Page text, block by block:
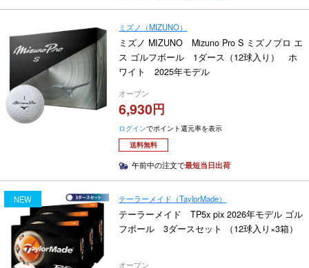
ミズノ（MIZUNO）
ミズノ MIZUNO Mizuno Pro S ミズノプロ エ
ス ゴルフボール 1ダース（12球入り） ホ
ワイト 2025年モデル
オープン
6,930
ログインでポイント還元率を表示
送料無料
午前中の注文で最短当日出荷
NEW テーラーメイド（TaylorMade）
テーラーメイド TP5x pix 2026年モデル ゴル
フボール 3ダースセット （12球入り×3箱）
オープン